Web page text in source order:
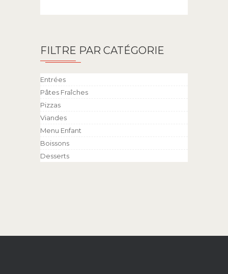
FILTRE PAR CATÉGORIE
Entrées
Pâtes Fraîches
Pizzas
Viandes
Menu Enfant
Boissons
Desserts